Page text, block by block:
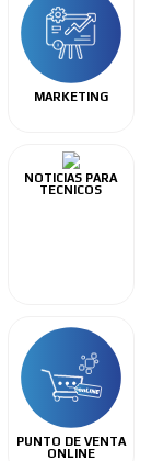
MARKETING
NOTICIAS PARA
TECNICOS
PUNTO DE VENTA
ONLINE